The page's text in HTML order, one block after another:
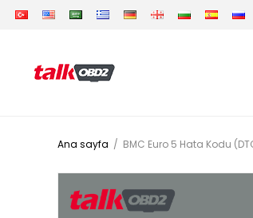
Ana sayfa / BMC Euro 5 Hata Kodu